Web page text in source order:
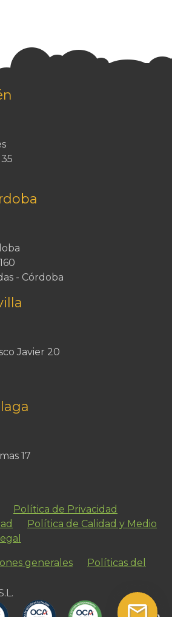
- Córdoba
Javier 20
17
Política de Privacidad
Política de Calidad y Medio
generales
Políticas del